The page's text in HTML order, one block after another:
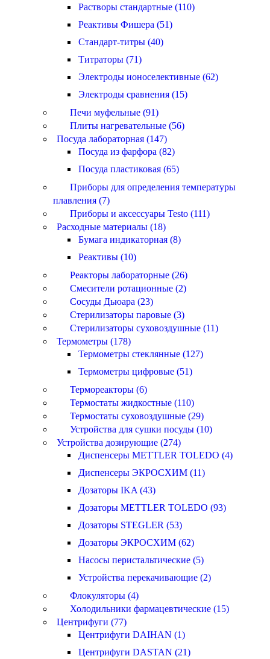
Растворы стандартные (110)
Реактивы Фишера (51)
Стандарт-титры (40)
Титраторы (71)
Электроды ионоселективные (62)
Электроды сравнения (15)
Печи муфельные (91)
Плиты нагревательные (56)
Посуда лабораторная (147)
Посуда из фарфора (82)
Посуда пластиковая (65)
Приборы для определения температуры
плавления (7)
Приборы и аксессуары Testo (111)
Расходные материалы (18)
Бумага индикаторная (8)
Реактивы (10)
Реакторы лабораторные (26)
Смесители ротационные (2)
Сосуды Дьюара (23)
Стерилизаторы паровые (3)
Стерилизаторы суховоздушные (11)
Термометры (178)
Термометры стеклянные (127)
Термометры цифровые (51)
Термореакторы (6)
Термостаты жидкостные (110)
Термостаты суховоздушные (29)
Устройства для сушки посуды (10)
Устройства дозирующие (274)
Диспенсеры METTLER TOLEDO (4)
Диспенсеры ЭКРОСХИМ (11)
Дозаторы IKA (43)
Дозаторы METTLER TOLEDO (93)
Дозаторы STEGLER (53)
Дозаторы ЭКРОСХИМ (62)
Насосы перистальтические (5)
Устройства перекачивающие (2)
Флокуляторы (4)
Холодильники фармацевтические (15)
Центрифуги (77)
Центрифуги DAIHAN (1)
Центрифуги DASTAN (21)